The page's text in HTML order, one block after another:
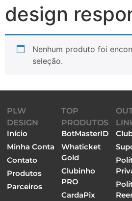
design
Nenhum produto foi
seleção.
PLW
DESIGN
Início
Minha Conta
Contato
Produtos
Parceiros
TOP
PRODUTOS
BotMasterID
Whaticket
Gold
Clubinho
PRO
CardaPix